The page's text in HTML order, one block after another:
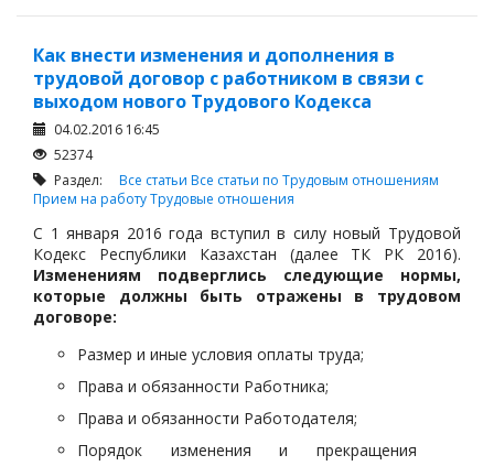
Как внести изменения и дополнения в
трудовой договор с работником в связи с
выходом нового Трудового Кодекса
04.02.2016 16:45
52374
Раздел: Все статьи Все статьи по Трудовым отношениям
Прием на работуТрудовые отношения
C 1 января 2016 года вступил в силу новый Трудовой
Кодекс Республики Казахстан (далее ТК РК 2016).
Изменениям подверглись следующие нормы,
которые должны быть отражены в трудовом
договоре:
Размер и иные условия оплаты труда;
Права и обязанности Работника;
Права и обязанности Работодателя;
Порядок изменения и прекращения